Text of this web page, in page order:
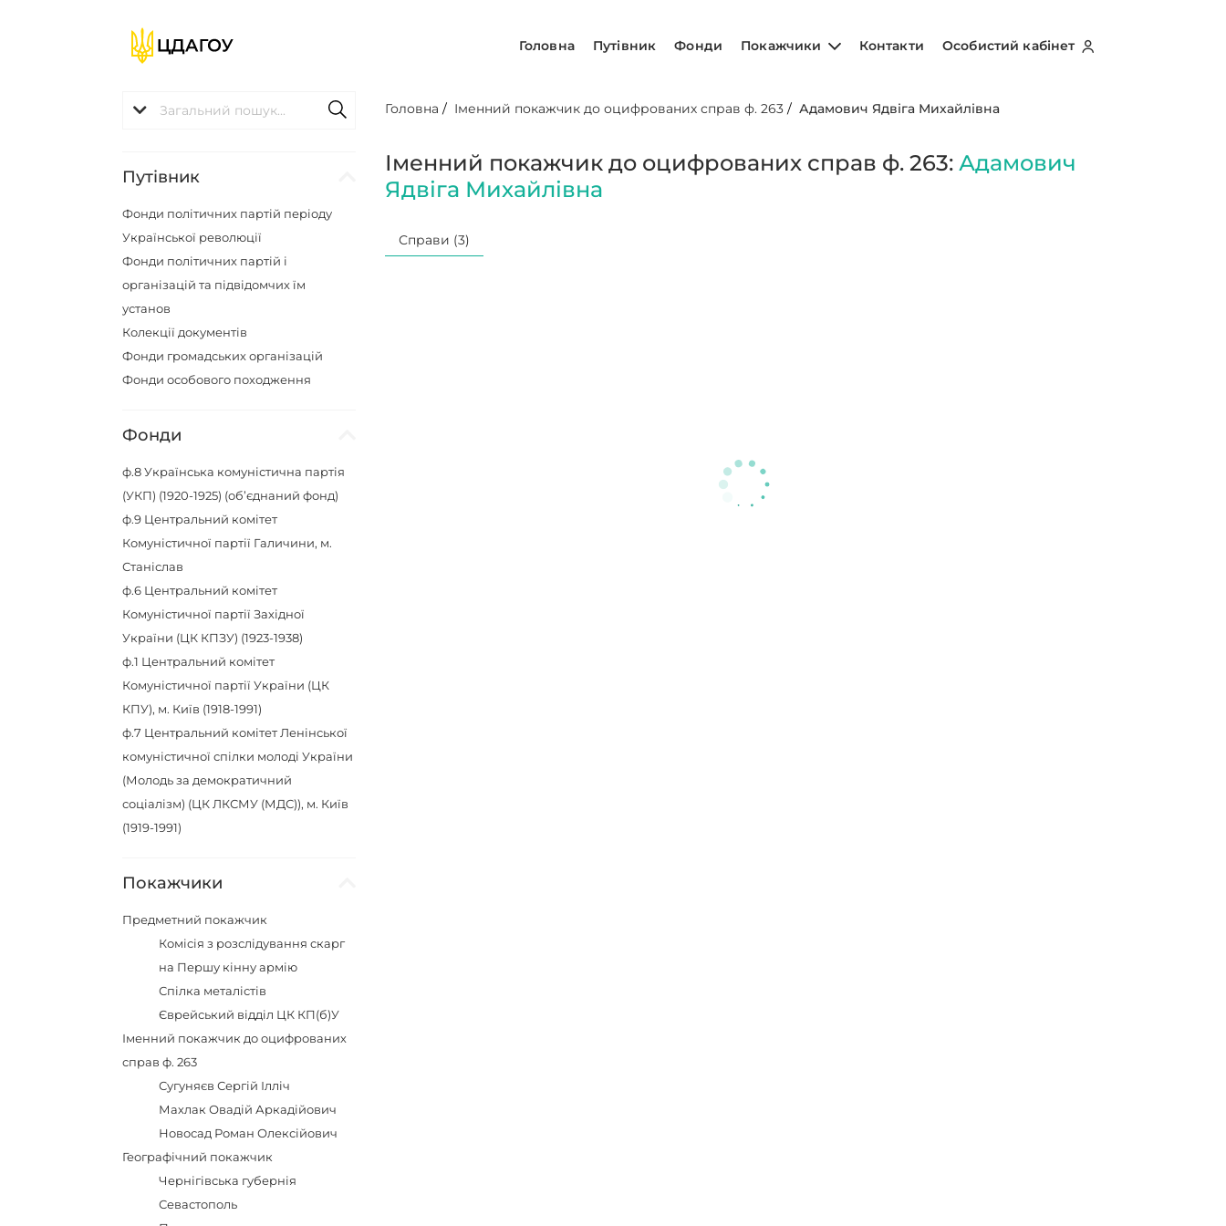
Головна Путівник Фонди Покажчики Контакти Особистий кабінет
Путівник
Фонди політичних партій періоду
Української революції
Фонди політичних партій і
організацій та підвідомчих їм
установ
Колекції документів
Фонди громадських організацій
Фонди особового походження
Фонди
ф.8Українська комуністична партія
(УКП) (1920-1925) (об’єднаний фонд)
ф.9 Центральний комітет
Комуністичної партії Галичини, м.
Станіслав
ф.6 Центральний комітет
Комуністичної партії Західної
України (ЦК КПЗУ) (1923-1938)
ф.1 Центральний комітет
Комуністичної партії України (ЦК
КПУ), м. Київ (1918-1991)
ф.7 Центральний комітет Ленінської
комуністичної спілки молоді України
(Молодь за демократичний
соціалізм) (ЦК ЛКСМУ (МДС)), м. Київ
(1919-1991)
Покажчики
Предметний покажчик
Комісія з розслідування скарг
на Першу кінну армію
Спілка металістів
Єврейський відділ ЦК КП(б)У
Іменний покажчик до оцифрованих
справ ф. 263
Сугуняєв Сергій Ілліч
Махлак Овадій Аркадійович
Новосад Роман Олексійович
Географічний покажчик
Чернігівська губернія
Севастополь
Головна / Іменний покажчик до оцифрованих справ ф. 263 /Адамович Ядвіга Михайлівна
Іменний покажчик до оцифрованих справ ф. 263:Адамович
Ядвіга Михайлівна
Справи (3)